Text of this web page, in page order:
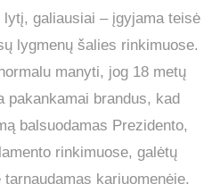
galiausiai – įgyjama teisė
lygmenų šalies rinkimuose.
manyti, jog 18 metų
pakankamai brandus, kad
balsuodamas Prezidento,
rinkimuose, galėtų
kariuomenėje,